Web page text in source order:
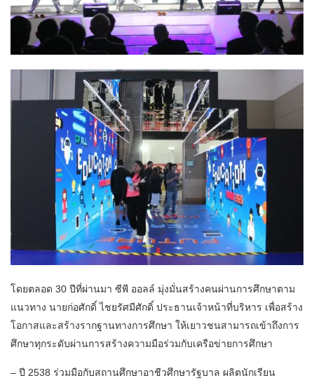
โดยตลอด 30 ปีที่ผ่านมา ซีพี ออลล์ มุ่งมั่นสร้างคนผ่านการศึกษาตาม
แนวทาง นายก่อศักดิ์ ไชยรัศมีศักดิ์ ประธานเจ้าหน้าที่บริหาร เพื่อสร้าง
โอกาสและสร้างรากฐานทางการศึกษา ให้เยาวชนสามารถเข้าถึงการ
ศึกษาทุกระดับผ่านการสร้างความมือร่วมกับเครือข่ายการศึกษา
– ปี 2538 ร่วมมือกับสถานศึกษาอาชีวศึกษารัฐบาล ผลิตนักเรียน